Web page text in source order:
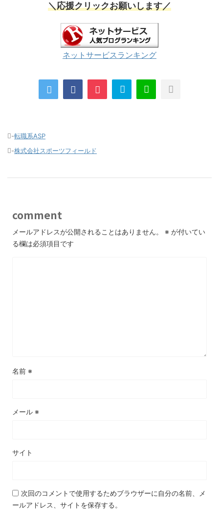
＼応援クリックお願いします／
ネットサービスランキング
-転職系ASP
-株式会社スポーツフィールド
comment
メールアドレスが公開されることはありません。 ※ が付いてい
る欄は必須項目です
名前 ※
メール ※
サイト
次回のコメントで使用するためブラウザーに自分の名前、メ
ールアドレス、サイトを保存する。